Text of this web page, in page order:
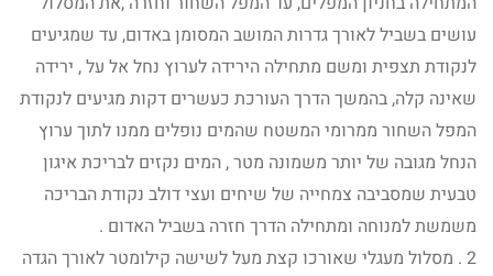
עושים בשביל לאורך גדרות המושב המסומן באדום, עד שמגיעים
לנקודת תצפית ומשם מתחילה הירידה לערוץ נחל אל על , ירידה
שאינה קלה, בהמשך הדרך העורכת כעשרים דקות מגיעים לנקודת
המפל השחור ממרומי המשטח שהמים נופלים ממנו לתוך ערוץ
הנחל מגובה של יותר משמונה מטר , המים נקזים לבריכת איגון
טבעית שמסביבה צמחייה של שיחים ועצי דולב נקודת הבריכה
משמשת למנוחה ומתחילה הדרך חזרה בשביל האדום .
2 . מסלול מעגלי שאורכו קצת מעל לשישה קילומטר לאורך הגדה